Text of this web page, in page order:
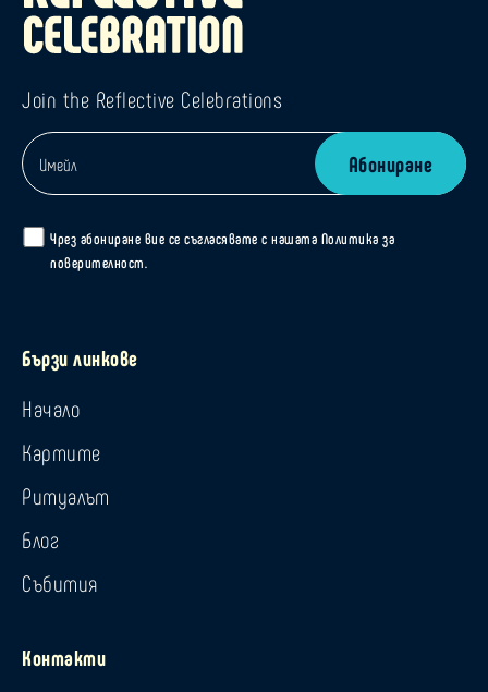
Join the Reflective Celebrations
Чрез абониране вие се съгласявате с нашата Политика за
поверителност.
Бързи линкове
Начало
Картите
Ритуалът
Блог
Събития
Контакти